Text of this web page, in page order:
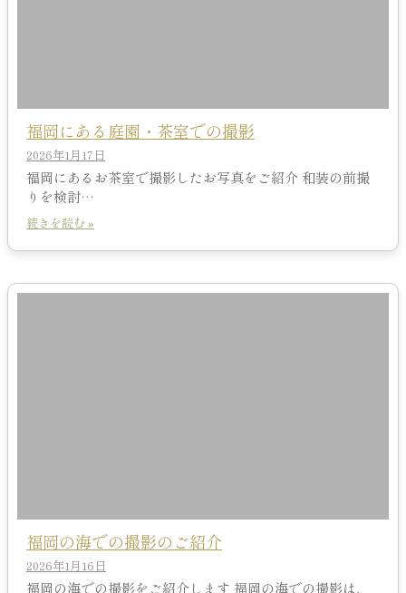
福岡にある庭園・茶室での撮影
2026年1月17日
福岡にあるお茶室で撮影したお写真をご紹介 和装の前撮
りを検討…
続きを読む »
福岡の海での撮影のご紹介
2026年1月16日
福岡の海での撮影をご紹介します 福岡の海での撮影は、